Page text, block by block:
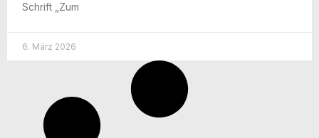
Schrift „Zum
6. März 2026